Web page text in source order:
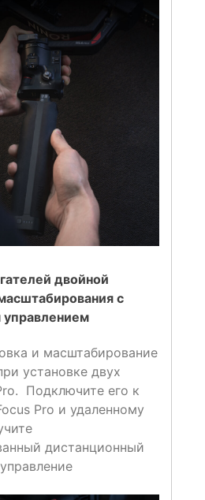
двойной
с
и масштабирование
установке двух
Подключите его к
Pro и удаленному
дистанционный